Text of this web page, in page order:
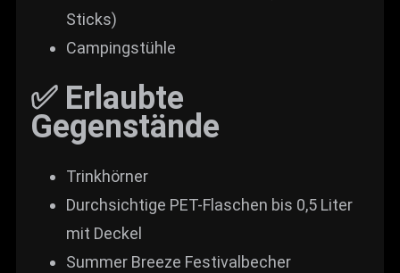
Sticks)
Campingstühle
✅ Erlaubte
Gegenstände
Trinkhörner
Durchsichtige PET-Flaschen bis 0,5 Liter
mit Deckel
Summer Breeze Festivalbecher